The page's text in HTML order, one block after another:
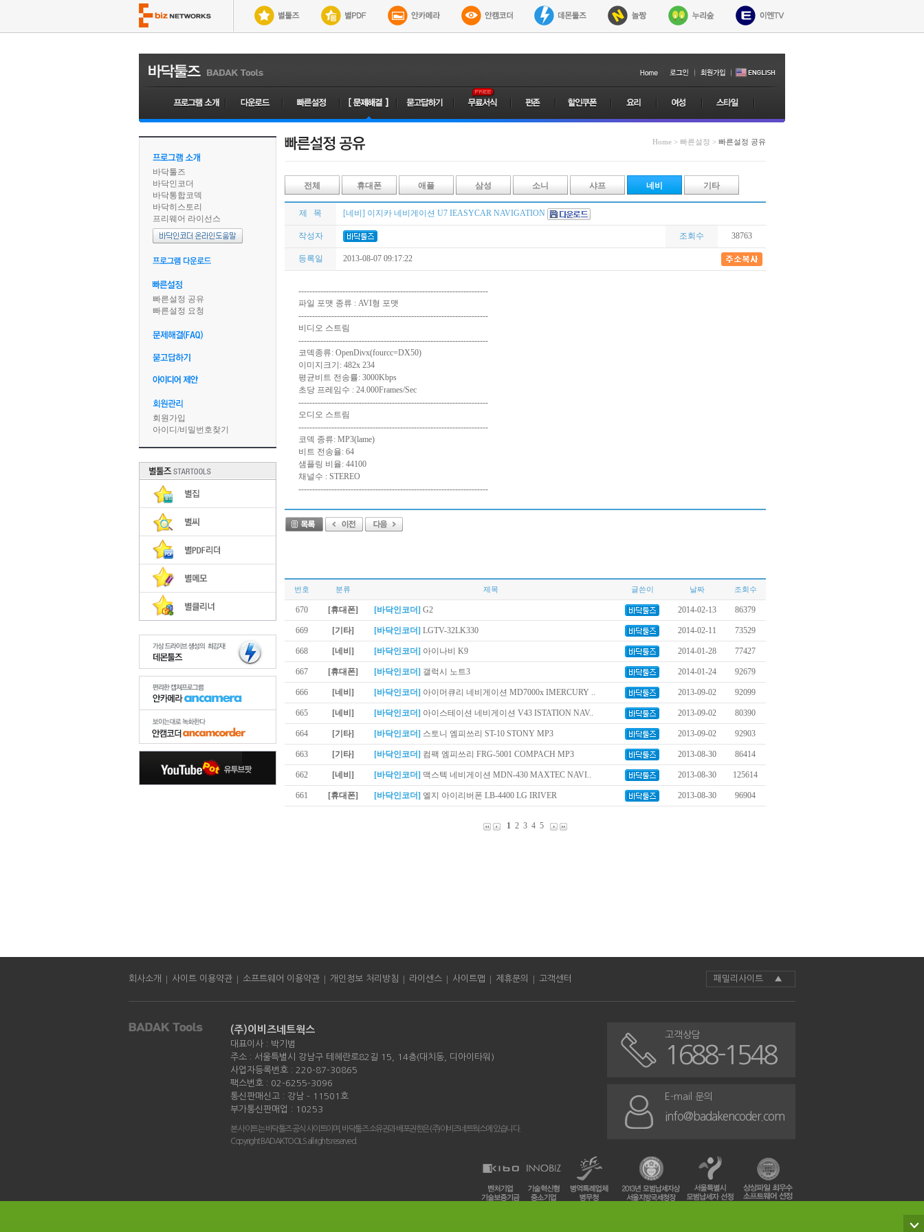
바닥툴즈
바닥인코더
바닥통합코덱
바닥히스토리
프리웨어 라이선스
빠른설정 공유
빠른설정 요청
회원가입
아이디 /비밀번호찾기
Home > 빠른설정 > 빠른설정 공유
전체 휴대폰 애플 삼성 소니 샤프 네비 기타
제 목 [네비] 이지카 네비게이션 U7 IEASYCAR NAVIGATION
작성자 조회수 38763
등록일 2013-08-07 09:17:22
---------------------------------------------------------------------
파일 포맷 종류 : AVI형 포맷
---------------------------------------------------------------------
비디오 스트림
---------------------------------------------------------------------
코덱종류: OpenDivx(fourcc=DX50)
이미지크기: 482x 234
평균비트 전송률: 3000Kbps
초당 프레임수 : 24.000Frames/Sec
---------------------------------------------------------------------
오디오 스트림
---------------------------------------------------------------------
코덱 종류: MP3(lame)
비트 전송율: 64
샘플링 비율: 44100
채널수 : STEREO
---------------------------------------------------------------------
번호 분류 제목 글쓴이 날짜 조회수
670 [휴대폰] [바닥인코더] G2 2014-02-13 86379
669 [기타] [바닥인코더] LGTV-32LK330 2014-02-11 73529
668 [네비] [바닥인코더] 아이나비 K9 2014-01-28 77427
667 [휴대폰] [바닥인코더] 갤럭시 노트3 2014-01-24 92679
666 [네비] [바닥인코더] 아이머큐리 네비게이션 MD7000x IMERCURY .. 2013-09-02 92099
665 [네비] [바닥인코더] 아이스테이션 네비게이션 V43 ISTATION NAV.. 2013-09-02 80390
664 [기타] [바닥인코더] 스토니 엠피쓰리 ST-10 STONY MP3 2013-09-02 92903
663 [기타] [바닥인코더] 컴팩 엠피쓰리 FRG-5001 COMPACH MP3 2013-08-30 86414
662 [네비] [바닥인코더] 맥스텍 네비게이션 MDN-430 MAXTEC NAVI.. 2013-08-30 125614
661 [휴대폰] [바닥인코더] 엘지 아이리버폰 LB-4400 LG IRIVER 2013-08-30 96904
1 2 3 4 5
회사소개 | 사이트 이용약관 | 소프트웨어 이용약관 | 개인정보 처리방침 | 라이센스 | 사이트맵 | 제휴문의 | 고객센터 패밀리사이트 ▲
(주)이비즈네트웍스
대표이사 : 박기범
주소 : 서울특별시 강남구 테헤란로82길 15, 14층(대치동, 디아이타워)
사업자등록번호 : 220-87-30865
팩스번호 : 02-6255-3096
통신판매신고 : 강남 - 11501호
부가통신판매업 : 10253
본 사이트는 바닥툴즈 공식 사이트이며, 바닥툴즈 소유권과 배포권한은 (주)이비즈네트웍스에 있습니다.
Copyright BADAKTOOLS all rights reserved.
고객상담
1688-1548
E-mail 문의
info@badakencoder.com